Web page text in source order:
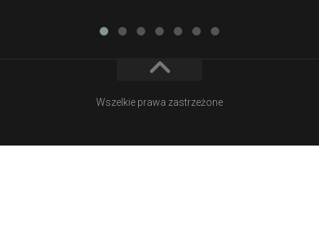
Wszelkie prawa zastrzeżone